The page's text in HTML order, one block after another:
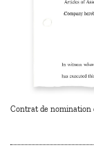
Contrat de nomination